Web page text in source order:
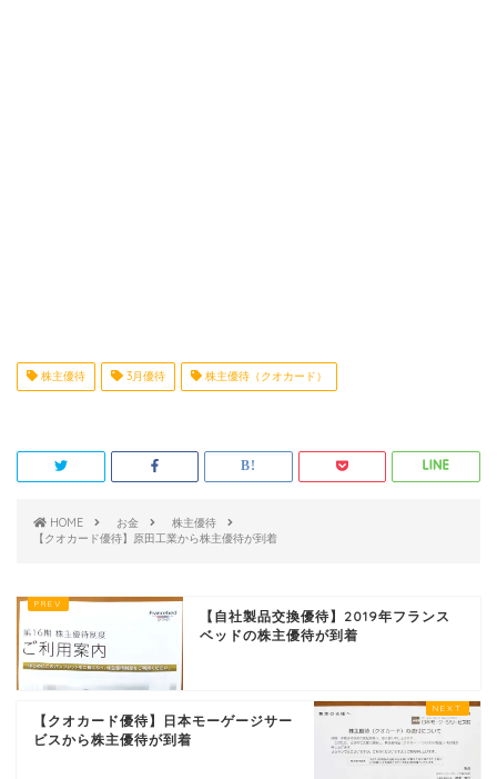
株主優待 3月優待 株主優待（クオカード）
HOME お金
株主優待
【クオカード優待】原田工業から株主優待が到着
【自社製品交換優待】2019年フランス
ベッドの株主優待が到着
【クオカード優待】日本モーゲージサー
ビスから株主優待が到着